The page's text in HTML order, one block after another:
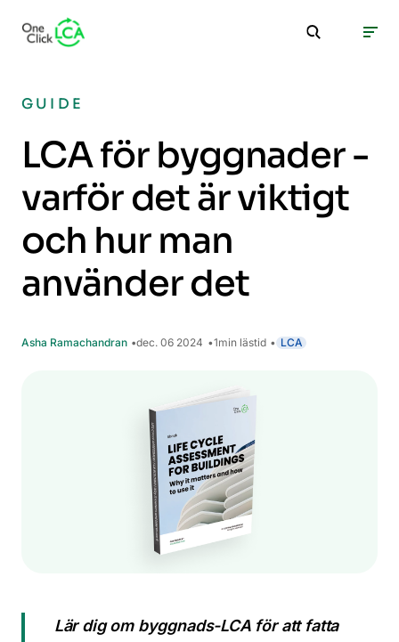
GUIDE
LCA för byggnader -
varför det är viktigt
och hur man
använder det
Asha Ramachandran dec. 06 2024 1min lästid LCA
Lär dig om byggnads-LCA för att fatta